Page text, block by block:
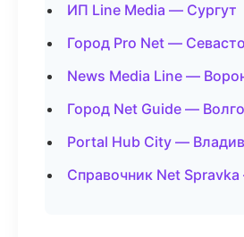
ИП Line Media — Сургут
Город Pro Net —
News Media Line —
Город Net Guide —
Portal Hub City —
Справочник Net